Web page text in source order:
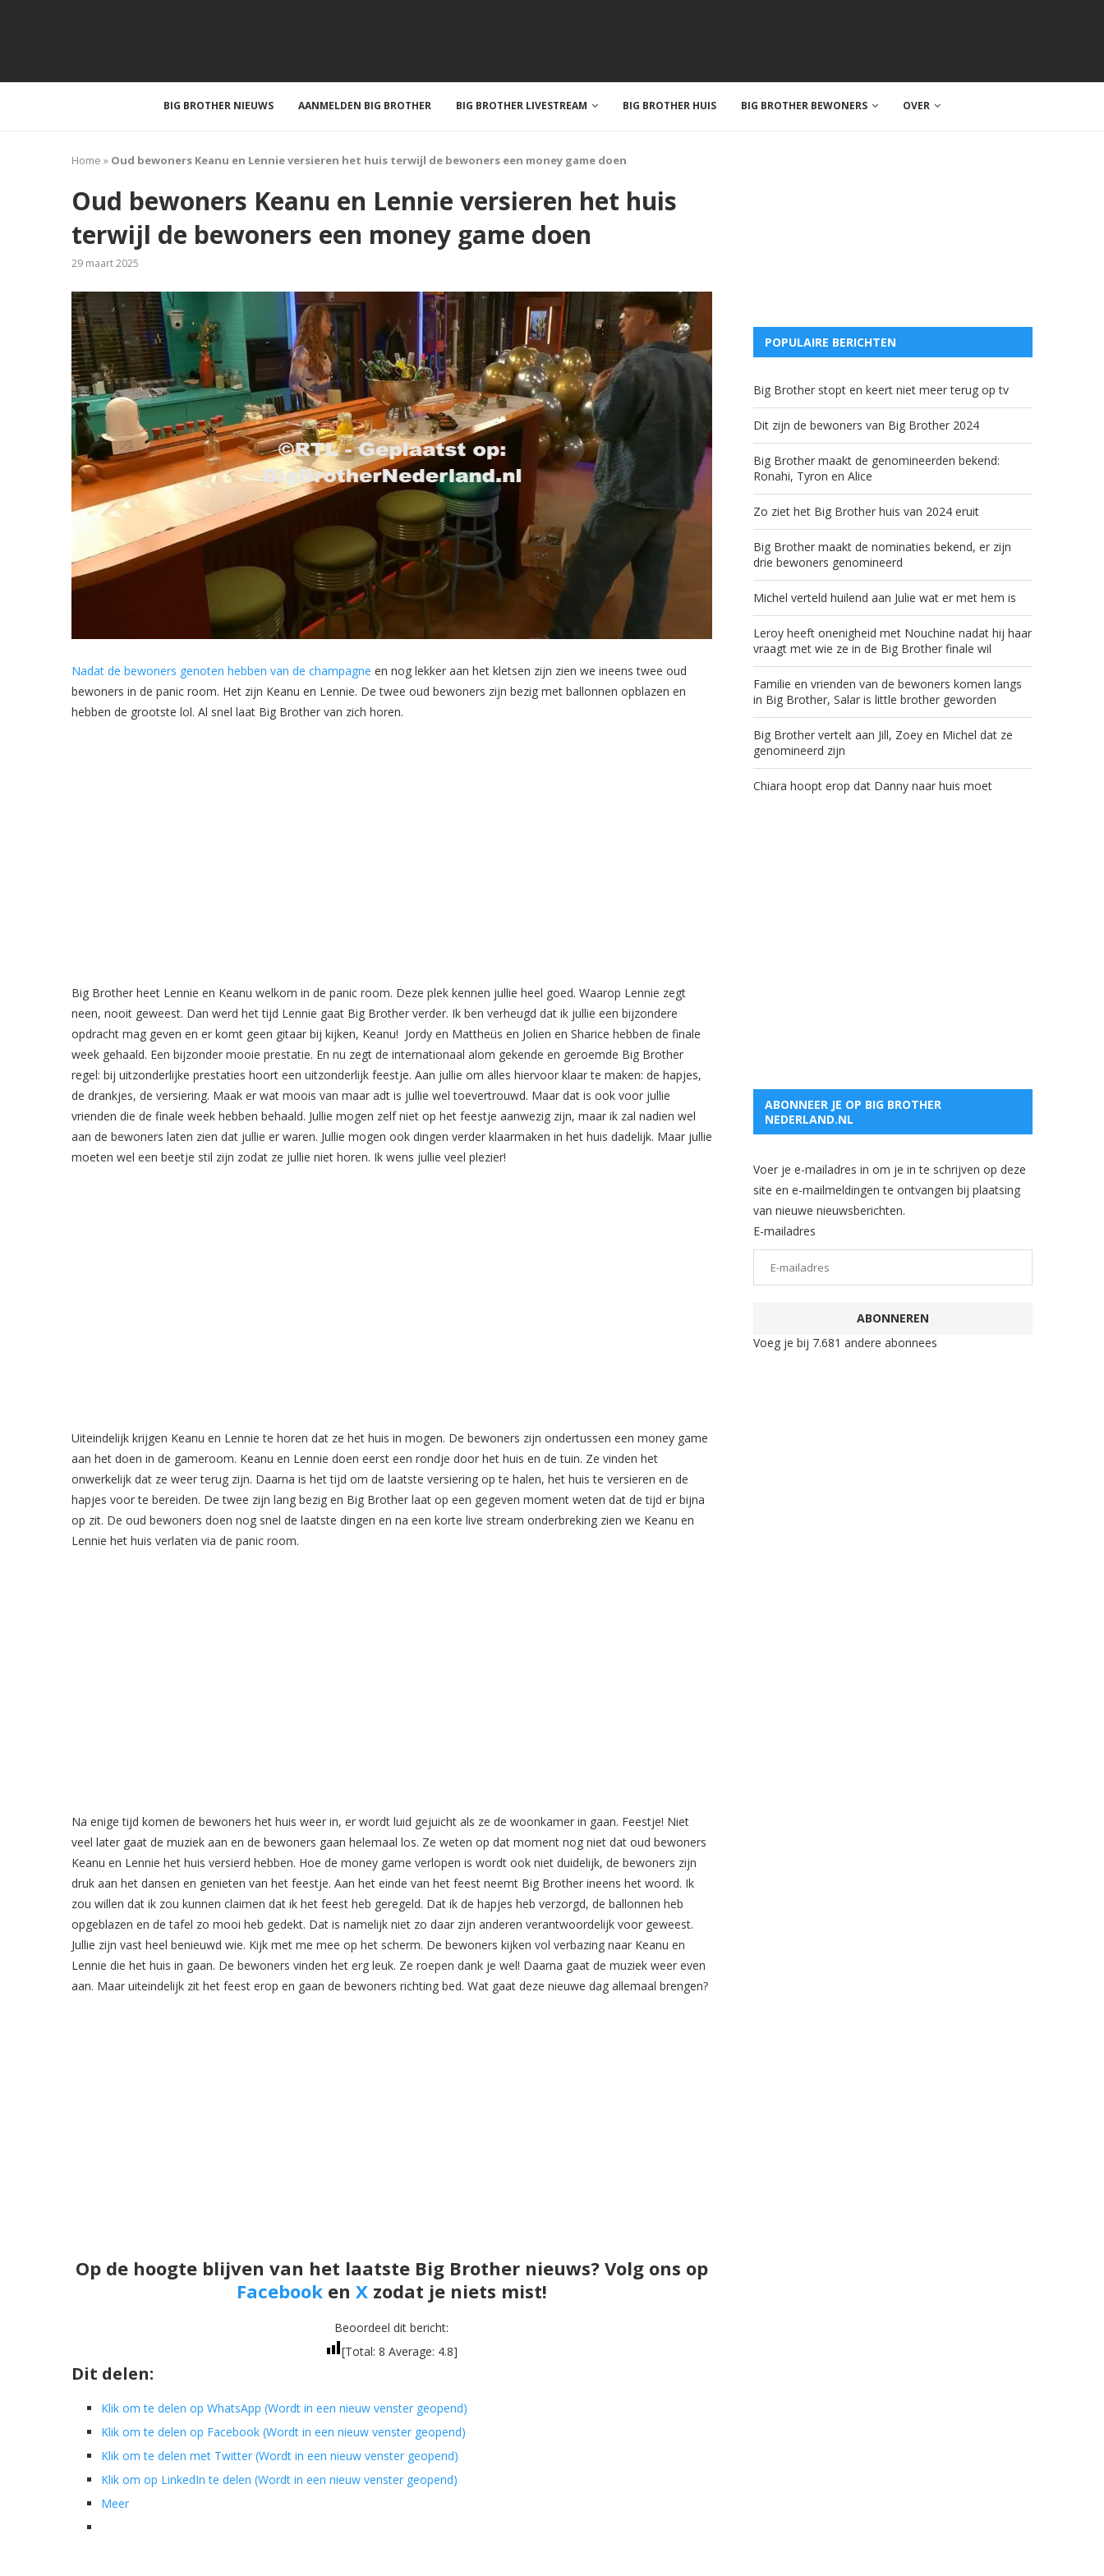
BIG BROTHER NIEUWS AANMELDEN BIG BROTHER BIG BROTHER LIVESTREAM BIG BROTHER HUIS BIG BROTHER BEWONERS OVER
Home » Oud bewoners Keanu en Lennie versieren het huis terwijl de bewoners een money game doen
Oud bewoners Keanu en Lennie versieren het huis
terwijl de bewoners een money game doen
29 maart 2025
Nadat de bewoners genoten hebben van de champagne en nog lekker aan het kletsen zijn zien we ineens twee oud
bewoners in de panic room. Het zijn Keanu en Lennie. De twee oud bewoners zijn bezig met ballonnen opblazen en
hebben de grootste lol. Al snel laat Big Brother van zich horen.
Big Brother heet Lennie en Keanu welkom in de panic room. Deze plek kennen jullie heel goed. Waarop Lennie zegt
neen, nooit geweest. Dan werd het tijd Lennie gaat Big Brother verder. Ik ben verheugd dat ik jullie een bijzondere
opdracht mag geven en er komt geen gitaar bij kijken, Keanu! Jordy en Mattheüs en Jolien en Sharice hebben de finale
week gehaald. Een bijzonder mooie prestatie. En nu zegt de internationaal alom gekende en geroemde Big Brother
regel: bij uitzonderlijke prestaties hoort een uitzonderlijk feestje. Aan jullie om alles hiervoor klaar te maken: de hapjes,
de drankjes, de versiering. Maak er wat moois van maar adt is jullie wel toevertrouwd. Maar dat is ook voor jullie
vrienden die de finale week hebben behaald. Jullie mogen zelf niet op het feestje aanwezig zijn, maar ik zal nadien wel
aan de bewoners laten zien dat jullie er waren. Jullie mogen ook dingen verder klaarmaken in het huis dadelijk. Maar jullie
moeten wel een beetje stil zijn zodat ze jullie niet horen. Ik wens jullie veel plezier!
Uiteindelijk krijgen Keanu en Lennie te horen dat ze het huis in mogen. De bewoners zijn ondertussen een money game
aan het doen in de gameroom. Keanu en Lennie doen eerst een rondje door het huis en de tuin. Ze vinden het
onwerkelijk dat ze weer terug zijn. Daarna is het tijd om de laatste versiering op te halen, het huis te versieren en de
hapjes voor te bereiden. De twee zijn lang bezig en Big Brother laat op een gegeven moment weten dat de tijd er bijna
op zit. De oud bewoners doen nog snel de laatste dingen en na een korte live stream onderbreking zien we Keanu en
Lennie het huis verlaten via de panic room.
Na enige tijd komen de bewoners het huis weer in, er wordt luid gejuicht als ze de woonkamer in gaan. Feestje! Niet
veel later gaat de muziek aan en de bewoners gaan helemaal los. Ze weten op dat moment nog niet dat oud bewoners
Keanu en Lennie het huis versierd hebben. Hoe de money game verlopen is wordt ook niet duidelijk, de bewoners zijn
druk aan het dansen en genieten van het feestje. Aan het einde van het feest neemt Big Brother ineens het woord. Ik
zou willen dat ik zou kunnen claimen dat ik het feest heb geregeld. Dat ik de hapjes heb verzorgd, de ballonnen heb
opgeblazen en de tafel zo mooi heb gedekt. Dat is namelijk niet zo daar zijn anderen verantwoordelijk voor geweest.
Jullie zijn vast heel benieuwd wie. Kijk met me mee op het scherm. De bewoners kijken vol verbazing naar Keanu en
Lennie die het huis in gaan. De bewoners vinden het erg leuk. Ze roepen dank je wel! Daarna gaat de muziek weer even
aan. Maar uiteindelijk zit het feest erop en gaan de bewoners richting bed. Wat gaat deze nieuwe dag allemaal brengen?
Op de hoogte blijven van het laatste Big Brother nieuws? Volg ons op
Facebooken Xzodat je niets mist!
Beoordeel dit bericht:
[Total:8 Average: 4.8]
Dit delen:
Klik om te delen op WhatsApp (Wordt in een nieuw venster geopend)
Klik om te delen op Facebook (Wordt in een nieuw venster geopend)
Klik om te delen met Twitter (Wordt in een nieuw venster geopend)
Klik om op LinkedIn te delen (Wordt in een nieuw venster geopend)
Meer
POPULAIRE BERICHTEN
Big Brother stopt en keert niet meer terug op tv
Dit zijn de bewoners van Big Brother 2024
Big Brother maakt de genomineerden bekend:
Ronahi, Tyron en Alice
Zo ziet het Big Brother huis van 2024 eruit
Big Brother maakt de nominaties bekend, er zijn
drie bewoners genomineerd
Michel verteld huilend aan Julie wat er met hem is
Leroy heeft onenigheid met Nouchine nadat hij haar
vraagt met wie ze in de Big Brother finale wil
Familie en vrienden van de bewoners komen langs
in Big Brother, Salar is little brother geworden
Big Brother vertelt aan Jill, Zoey en Michel dat ze
genomineerd zijn
Chiara hoopt erop dat Danny naar huis moet
ABONNEER JE OP BIG BROTHER
NEDERLAND.NL
Voer je e-mailadres in om je in te schrijven op deze
site en e-mailmeldingen te ontvangen bij plaatsing
van nieuwe nieuwsberichten.
E-mailadres
ABONNEREN
Voeg je bij 7.681 andere abonnees